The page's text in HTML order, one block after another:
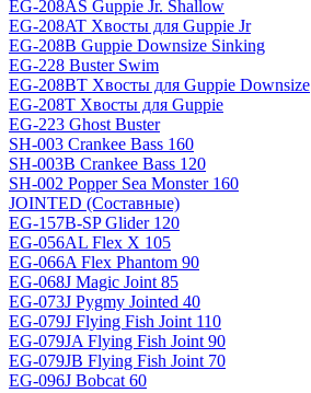
EG-208AS Guppie Jr. Shallow
EG-208AT Хвосты для Guppie Jr
EG-208B Guppie Downsize Sinking
EG-228 Buster Swim
EG-208BT Хвосты для Guppie Downsize
EG-208T Хвосты для Guppie
EG-223 Ghost Buster
SH-003 Crankee Bass 160
SH-003B Crankee Bass 120
SH-002 Popper Sea Monster 160
JOINTED (Составные)
EG-157B-SP Glider 120
EG-056AL Flex X 105
EG-066A Flex Phantom 90
EG-068J Magic Joint 85
EG-073J Pygmy Jointed 40
EG-079J Flying Fish Joint 110
EG-079JA Flying Fish Joint 90
EG-079JB Flying Fish Joint 70
EG-096J Bobcat 60